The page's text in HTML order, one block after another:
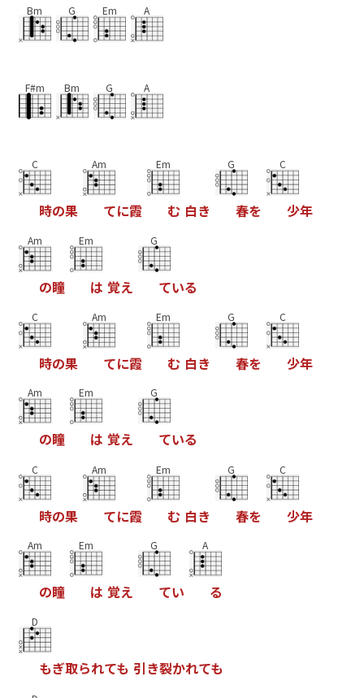
Bm G Em A
F#m Bm G A
C
時の果
Am
てに霞
Em
む 白き
G
春を
C
少年
Am
の瞳
Em
は 覚え
G
ている
C
時の果
Am
てに霞
Em
む 白き
G
春を
C
少年
Am
の瞳
Em
は 覚え
G
ている
C
時の果
Am
てに霞
Em
む 白き
G
春を
C
少年
Am
の瞳
Em
は 覚え
G
てい
A
る
D
もぎ取られても 引き裂かれても